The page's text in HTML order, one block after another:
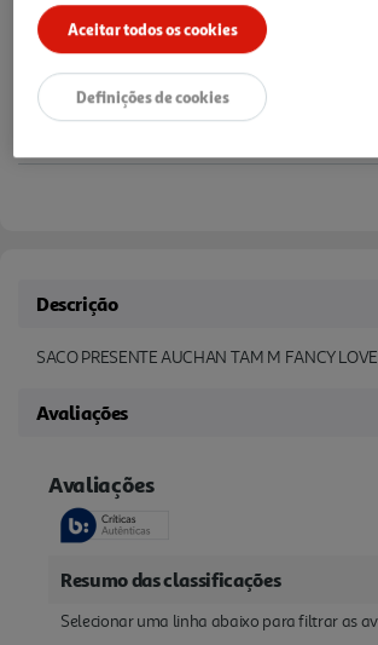
Notas de preparação
Descrição
SACO PRESENTE AUCHAN TAM M FANCY LOVE
Avaliações
Aceitar todos os cookies
Definições de cookies